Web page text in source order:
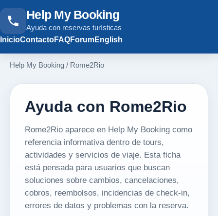
Help My Booking
Ayuda con reservas turísticas
InicioContactoFAQForumEnglish
Help My Booking / Rome2Rio
Ayuda con Rome2Rio
Rome2Rio aparece en Help My Booking como
referencia informativa dentro de tours,
actividades y servicios de viaje. Esta ficha
está pensada para usuarios que buscan
soluciones sobre cambios, cancelaciones,
cobros, reembolsos, incidencias de check-in,
errores de datos y problemas con la reserva.